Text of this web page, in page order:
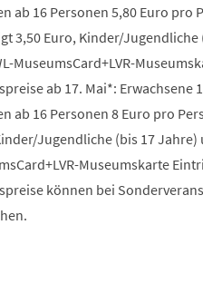
ab 16 Personen 5,80 Euro pro
3,50 Euro, Kinder/Jugendliche
MuseumsCard+LVR-
ab 17. Mai*: Erwachsene
ab 16 Personen 8 Euro pro
Jugendliche (bis 17 Jahre)
Museumskarte
können bei